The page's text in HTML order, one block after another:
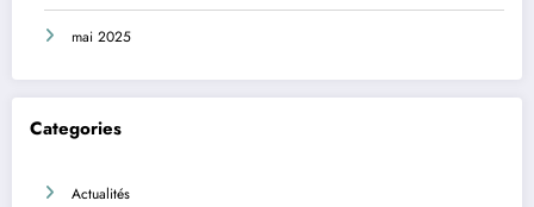
mai 2025
Categories
Actualités